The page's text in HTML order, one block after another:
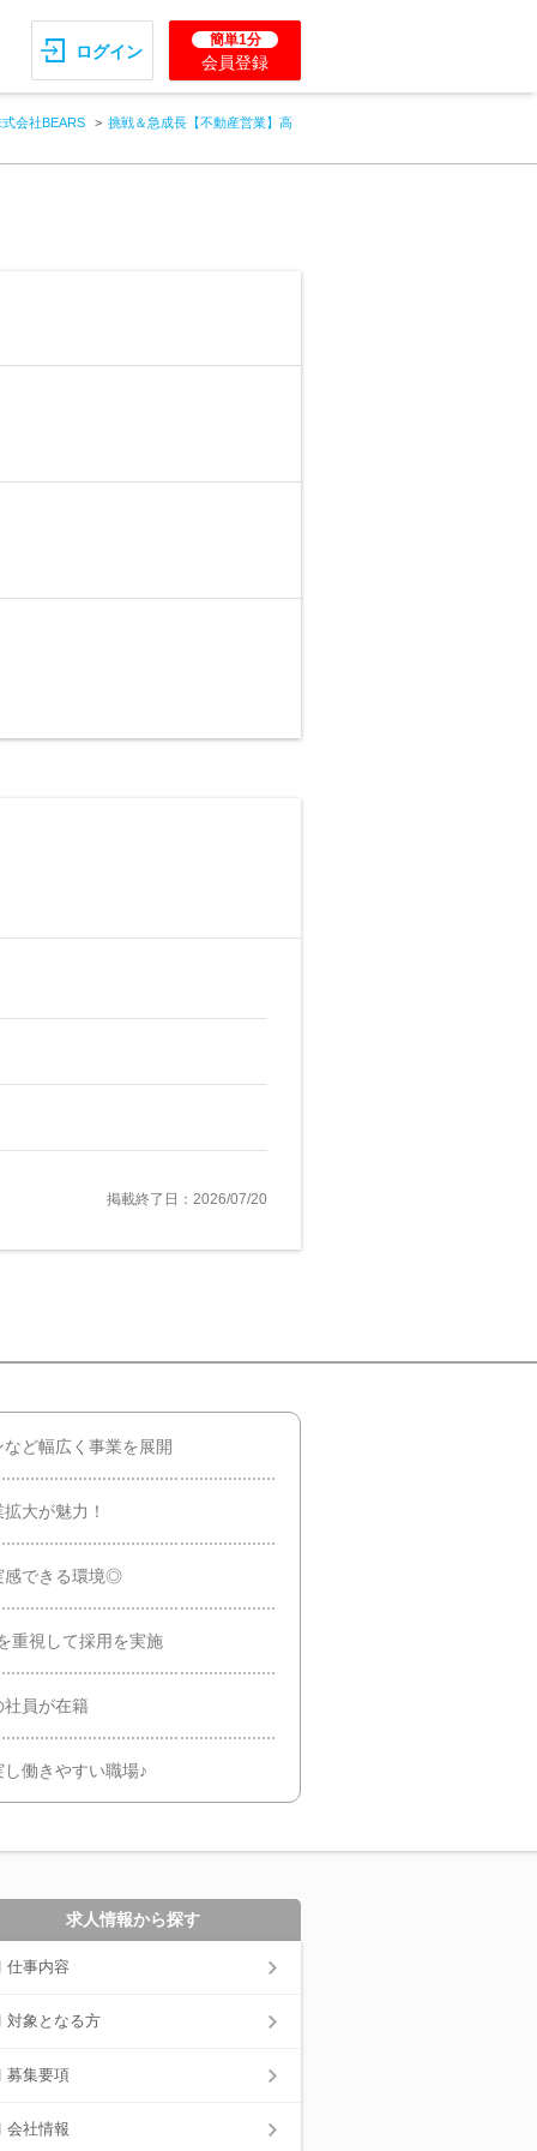
ログイン
簡単1分
会員登録
式会社BEARS 挑戦＆急成長【不動産営業】高
掲載終了日：2026/07/20
ど幅広く事業を展開
大が魅力！
感できる環境◎
重視して採用を実施
員が在籍
働きやすい職場♪
求人情報から探す
仕事内容
対象となる方
募集要項
会社情報